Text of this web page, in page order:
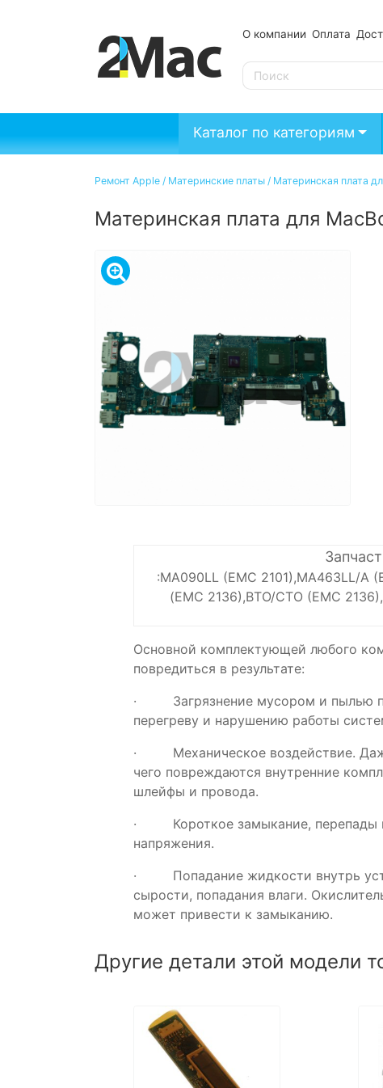
О компании Оплата
SE
Каталог по категориям
Ремонт Apple / Материнские платы / Материнская плата
Материнская плата для
:MA090LL (EMC 2101),MA463LL/A
(EMC 2136),BTO/CTO (EMC
Основной комплектующей любого
повредиться в результате:
· Загрязнение мусором и пылью
перегреву и нарушению работы
· Механическое воздействие. Даже
чего повреждаются внутренние
шлейфы и провода.
· Короткое замыкание, перепады
напряжения.
· Попадание жидкости внутрь
сырости, попадания влаги.
может привести к замыканию.
Другие детали этой модели